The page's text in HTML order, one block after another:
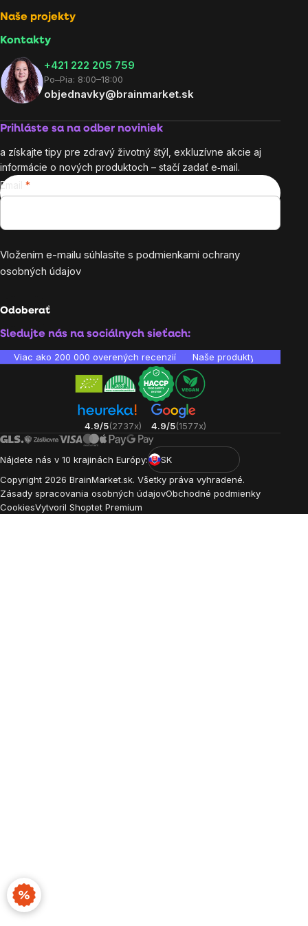
Naše projekty
Kontakty
+421 222 205 759
Po–Pia: 8:00–18:00
objednavky@brainmarket.sk
Prihláste sa na odber noviniek
a získajte tipy pre zdravý životný štýl, exkluzívne akcie aj
informácie o nových produktoch – stačí zadať e‑mail.
Email
Vložením e-mailu súhlasíte s podmienkami ochrany
osobných údajov
Odoberať
Sledujte nás na sociálnych sieťach:
Viac ako 200 000 overených recenzií Naše produkty sú
4.9/5(2737x) 4.9/5(1577x)
Nájdete nás v 10 krajinách Európy:
SK
Copyright 2026 BrainMarket.sk. Všetky práva vyhradené.
Zásady spracovania osobných údajovObchodné podmienky
CookiesVytvoril Shoptet Premium